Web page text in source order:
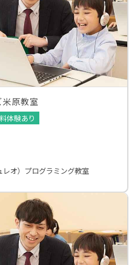
原教室
体験あり
レオ）プログラミング教室